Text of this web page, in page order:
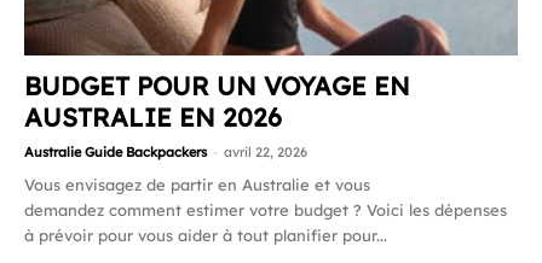
BUDGET POUR UN VOYAGE EN
AUSTRALIE EN 2026
Australie Guide Backpackers - avril 22, 2026
Vous envisagez de partir en Australie et vous
demandez comment estimer votre budget ? Voici les dépenses
à prévoir pour vous aider à tout planifier pour...